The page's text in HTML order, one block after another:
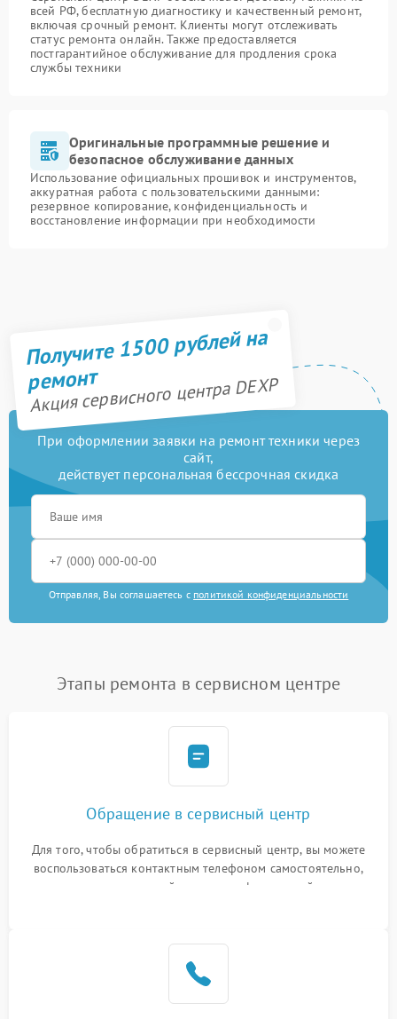
всей РФ, бесплатную диагностику и качественный ремонт,
включая срочный ремонт. Клиенты могут отслеживать
статус ремонта онлайн. Также предоставляется
постгарантийное обслуживание для продления срока
службы техники
Оригинальные программные решение и
безопасное обслуживание данных
Использование официальных прошивок и инструментов,
аккуратная работа с пользовательскими данными:
резервное копирование, конфиденциальность и
восстановление информации при необходимости
Получите 1500 рублей на
ремонт
Акция сервисного центра DEXP
При оформлении заявки на ремонт техники через
сайт,
действует персональная бессрочная скидка
Отправляя, Вы соглашаетесь с политикой конфиденциальности
Этапы ремонта в сервисном центре
Обращение в сервисный центр
Для того, чтобы обратиться в сервисный центр, вы можете
воспользоваться контактным телефоном самостоятельно,
или оставить свой номер телефона на сайте